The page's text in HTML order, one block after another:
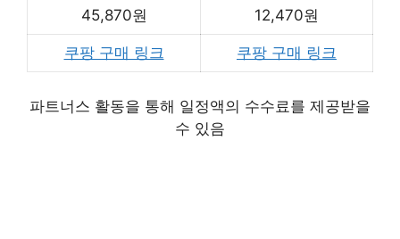
45,870원 12,470원
쿠팡 구매 링크 쿠팡 구매 링크
파트너스 활동을 통해 일정액의 수수료를 제공받을
수 있음